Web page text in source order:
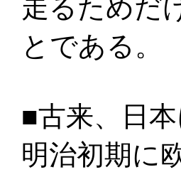
走るためだ
とである。
■古来、日
明治初期に